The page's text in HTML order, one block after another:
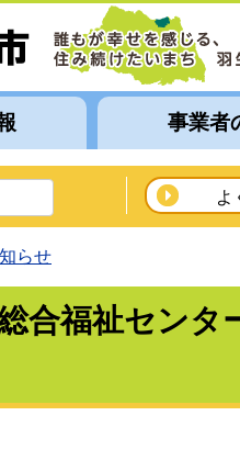
事業者
よ
らせ
合福祉センタ